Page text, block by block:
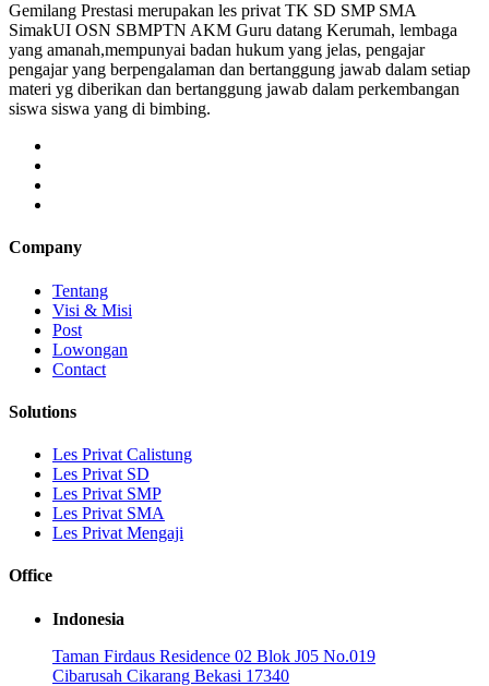
Gemilang Prestasi merupakan les privat TK SD SMP SMA
SimakUI OSN SBMPTN AKM Guru datang Kerumah, lembaga
yang amanah,mempunyai badan hukum yang jelas, pengajar
pengajar yang berpengalaman dan bertanggung jawab dalam setiap
materi yg diberikan dan bertanggung jawab dalam perkembangan
siswa siswa yang di bimbing.
Company
Tentang
Visi & Misi
Post
Lowongan
Contact
Solutions
Les Privat Calistung
Les Privat SD
Les Privat SMP
Les Privat SMA
Les Privat Mengaji
Office
Indonesia
Taman Firdaus Residence 02 Blok J05 No.019
Cibarusah Cikarang Bekasi 17340